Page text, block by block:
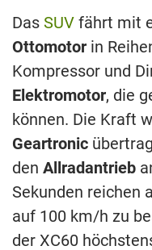
Das SUV fährt mit
Ottomotor in
Kompressor und
Elektromotor, die
können. Die Kraft
Geartronic
den Allradantrieb
Sekunden reichen
auf 100 km/h zu
der XC60